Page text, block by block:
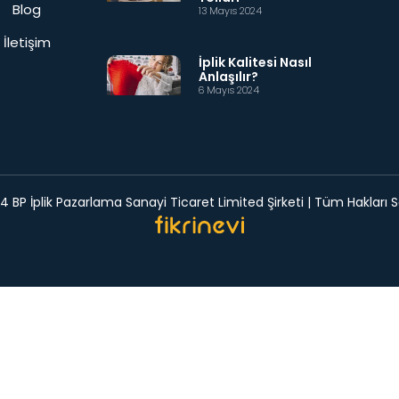
Blog
İletişim
13 Mayıs 2024
İplik Kalitesi Nasıl
Anlaşılır?
6 Mayıs 2024
BP İplik Pazarlama Sanayi Ticaret Limited Şirketi | Tüm Hakları